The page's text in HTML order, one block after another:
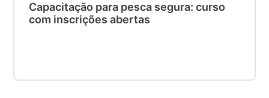
Capacitação para pesca segura: curso
com inscrições abertas